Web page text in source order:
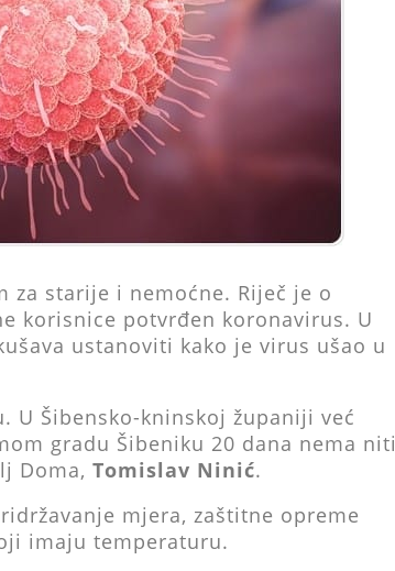
za starije i nemoćne. Riječ je o
korisnice potvrđen koronavirus. U
ustanoviti kako je virus ušao u
U Šibensko-kninskoj županiji već
gradu Šibeniku 20 dana nema niti
Doma, Tomislav Ninić.
mjera, zaštitne opreme
imaju temperaturu.